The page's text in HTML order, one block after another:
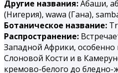
Другие названия:Абаши,
(Нигерия), wawa (Гана),
Ботаническое название:
Распространение:
Западной Африки, особенно
Слоновой Кости и в
кремово-белого до бледно-